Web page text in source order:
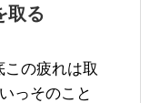
取る
の疲れは取
っそのこと